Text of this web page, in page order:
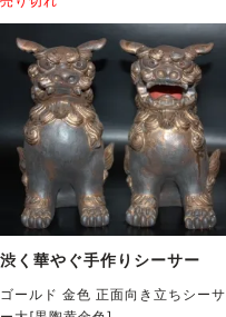
渋く華やぐ手作りシーサー
ゴールド 金色 正面向き立ちシーサ